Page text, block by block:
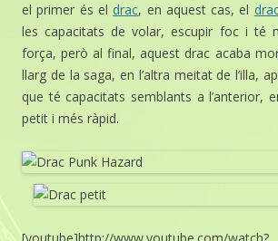
el primer és el drac, en aquest cas, el
les capacitats de volar, escupir foc i té
força, però al final, aquest drac acaba
llarg de la saga, en l’altra meitat de l’illa,
que té capacitats semblants a l’anterior,
petit i més ràpid.